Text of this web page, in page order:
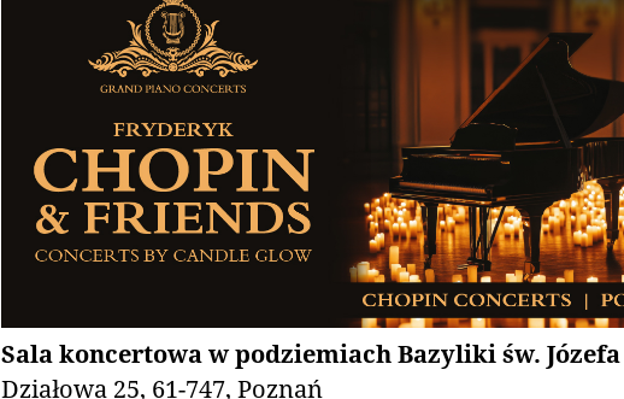
Sala koncertowa w podziemiach Bazyliki św. Józefa
Działowa 25, 61-747, Poznań